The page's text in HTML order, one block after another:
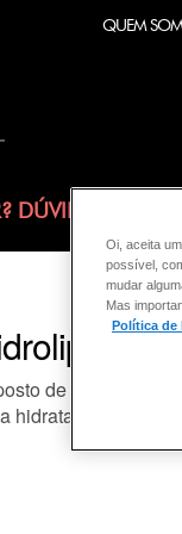
QUEM
SOBRE:
de uma
hidratação da
Oi, aceita
possível,
mudar
Mas
Política de